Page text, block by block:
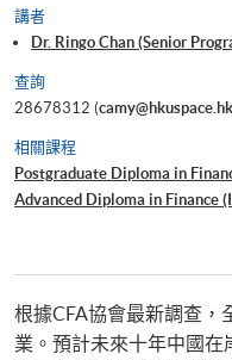
講者
Dr. Ringo Chan (Senior
查詢
28678312 (
相關課程
Postgraduate Diploma in
Advanced Diploma in Finance
根據CFA協會最新調查，
業。預計未來十年中國